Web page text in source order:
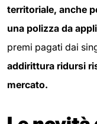
territoriale, anche
una polizza da
premi pagati dai
addirittura ridursi
mercato.